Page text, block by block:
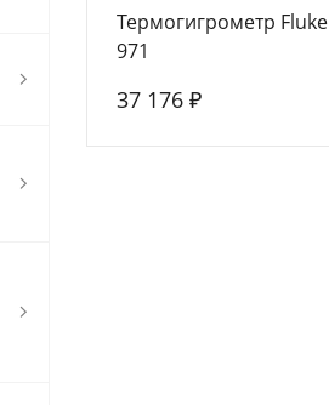
Термогигрометр Fluke
971
37 176 ₽